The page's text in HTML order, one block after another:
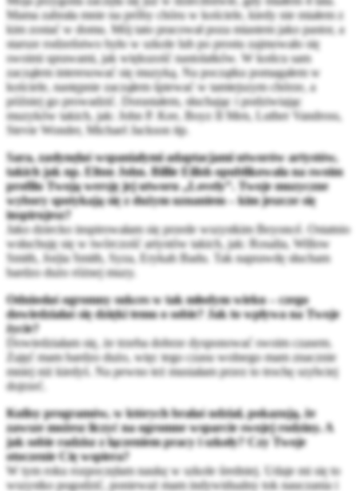
Mama zabrała mnie na próby chóru w kościele, kiedy nie miałem z
kim zostać w domu. Mój tato pracował poza miastem jako pastor, a
starsze rodzeństwo było w szkole lub po prostu zajmowało się
swoimi sprawami, jak większość nastolatków. W końcu sam
zacząłem interesować się muzyką. Na początku pomagałem w
kościele, następnie zacząłem śpiewać w tamtejszym chórze, a
później go prowadzić. Dorastałem, słuchając i podziwiając
muzyków takich, jak: John P. Kee, Boyz II Men, Luther Vandross,
Stevie Wonder, Michael Jackson itp.
Sara, zasłynęłaś wspaniałymi adaptacjami utworów artystów,
takich jak np. Elton John. Billie Eilish opublikowała na swoim
profilu Twoją wersję jej utworu „Lovely”. Twoje muzyczne
wybory spotykają się z dużym uznaniem – kim jeszcze się
inspirujesz?
Jako dziecko inspirowałam się przede wszystkim Beyoncé. Ostatnio
wsłuchuję się w twórczość artystów takich, jak: Rosalia, Willow
Smith, Jorjia Smith, Syza, Erykah Badu. Tak naprawdę słucham
bardzo dużo różnej muzy.
Odniosłaś ogromny sukces w tak młodym wieku – czego
dowiedziałaś się dzięki temu o sobie? Jak to wpływa na Twoje
życie?
Dowiedziałam się, że trzeba dobrze dysponować swoim czasem.
Zajęć mam bardzo dużo, więc tego czasu wolnego mam znacznie
mniej niż kiedyś. Na pewno też musiałam przez to trochę szybciej
dojrzeć.
Kulisy programów, w których brałaś udział, pokazują, że
zawsze możesz liczyć na ogromne wsparcie swojej rodziny. A
jak sobie radzisz z łączeniem pracy i szkoły? Czy Twoje
otoczenie Cię wspiera?
W tym roku rozpoczęłam naukę w szkole średniej. Udaje mi się to
wszystko pogodzić, ponieważ mam indywidualny tok nauczania i